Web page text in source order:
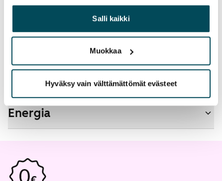
yhdistää näitä tietoja muihin tietoihin, joita olet antanut
heille tai joita on kerätty, kun olet käyttänyt heidän
palvelujaan.
Salli kaikki
Muokkaa
Hyväksy vain välttämättömät evästeet
Asuinalueen esittely ja kartta
Energia